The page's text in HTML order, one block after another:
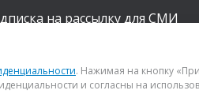
на рассылку для СМИ
+7 (843) 222 0700
. Нажимая на кнопку
и согласны на